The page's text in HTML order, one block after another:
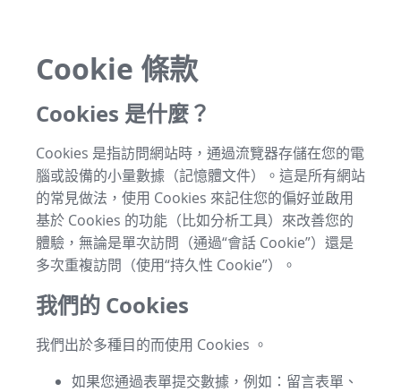
Cookie 條款
Cookies 是什麼？
Cookies 是指訪問網站時，通過流覽器存儲在您的電
腦或設備的小量數據（記憶體文件）。這是所有網站
的常見做法，使用 Cookies 來記住您的偏好並啟用
基於 Cookies 的功能（比如分析工具）來改善您的
體驗，無論是單次訪問（通過“會話 Cookie”）還是
多次重複訪問（使用“持久性 Cookie”）。
我們的 Cookies
我們出於多種目的而使用 Cookies 。
如果您通過表單提交數據，例如：留言表單、